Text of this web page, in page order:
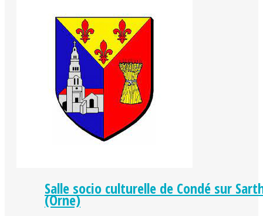
Salle socio culturelle de Condé sur
(Orne)